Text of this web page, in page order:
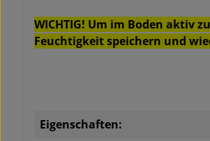
WICHTIG! Um im Boden aktiv
Feuchtigkeit speichern und
Eigenschaften: